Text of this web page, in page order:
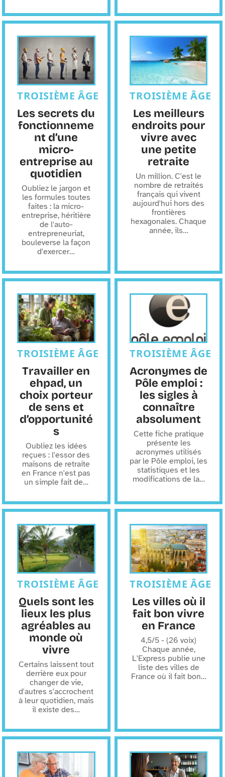
TROISIÈME ÂGE
Les secrets du
fonctionneme
nt d’une
micro-
entreprise au
quotidien
Oubliez le jargon et
les formules toutes
faites : la micro-
entreprise, héritière
de l'auto-
entrepreneuriat,
bouleverse la façon
d'exercer…
TROISIÈME ÂGE
Les meilleurs
endroits pour
vivre avec
une petite
retraite
Un million. C'est le
nombre de retraités
français qui vivent
aujourd'hui hors des
frontières
hexagonales. Chaque
année, ils…
TROISIÈME ÂGE
Travailler en
ehpad, un
choix porteur
de sens et
d’opportunité
s
Oubliez les idées
reçues : l'essor des
maisons de retraite
en France n'est pas
un simple fait de…
TROISIÈME ÂGE
Acronymes de
Pôle emploi :
les sigles à
connaître
absolument
Cette fiche pratique
présente les
acronymes utilisés
par le Pôle emploi, les
statistiques et les
modifications de la…
TROISIÈME ÂGE
Quels sont les
lieux les plus
agréables au
monde où
vivre
Certains laissent tout
derrière eux pour
changer de vie,
d'autres s'accrochent
à leur quotidien, mais
il existe des…
TROISIÈME ÂGE
Les villes où il
fait bon vivre
en France
4,5/5 - (26 voix)
Chaque année,
L'Express publie une
liste des villes de
France où il fait bon…